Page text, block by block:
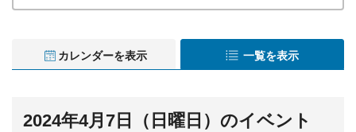
カレンダーを表示 一覧を表示
2024年4月7日（日曜日）のイベント